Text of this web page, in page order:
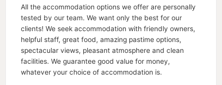
All the accommodation options we offer are personally
tested by our team. We want only the best for our
clients! We seek accommodation with friendly owners,
helpful staff, great food, amazing pastime options,
spectacular views, pleasant atmosphere and clean
facilities. We guarantee good value for money,
whatever your choice of accommodation is.